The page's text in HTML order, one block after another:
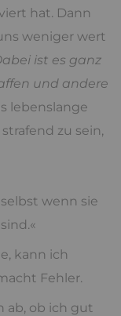
hat. Dann
weniger wert
ist es ganz
und andere
lebenslange
zu sein,
wenn sie
kann ich
Fehler.
ab, ob ich gut